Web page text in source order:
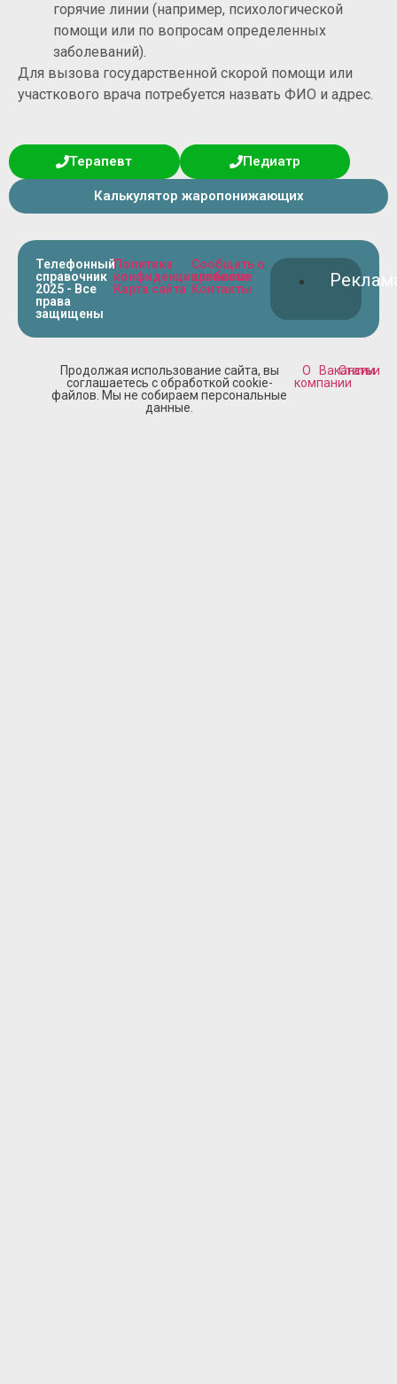
горячие линии (например, психологической
помощи или по вопросам определенных
заболеваний).
Для вызова государственной скорой помощи или
участкового врача потребуется назвать ФИО и адрес.
Терапевт Педиатр
Калькулятор жаропонижающих
Телефонный
справочник
2025 - Все
права
защищены
Политика
конфиденциальности
Карта сайта
Сообщить о
проблеме
Контакты
Продолжая использование сайта, вы
соглашаетесь с обработкой cookie-
файлов. Мы не собираем персональные
данные.
О
компании
Вакансии
Статьи